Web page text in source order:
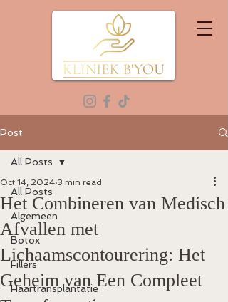
Post
All Posts
Algemeen
Botox
Fillers
Haartransplantatie
All Posts
Het Combineren van Medisch
Afvallen met
Lichaamscontourering: Het
Geheim van Een Compleet
Oct 14, 2024 3 min read